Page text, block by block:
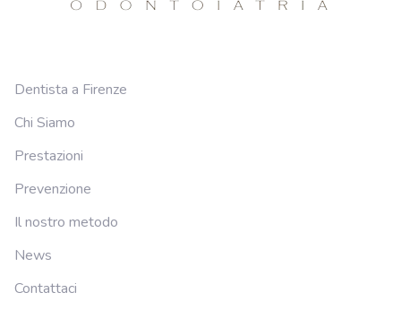
Dentista a Firenze
Chi Siamo
Prestazioni
Prevenzione
Il nostro metodo
News
Contattaci